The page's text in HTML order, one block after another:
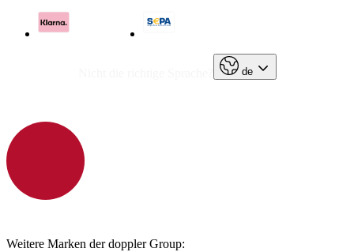
de
Weitere Marken der doppler Group: